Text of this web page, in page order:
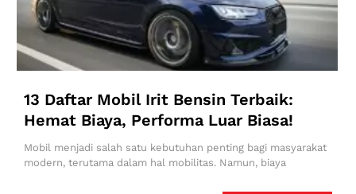
13 Daftar Mobil Irit Bensin Terbaik:
Hemat Biaya, Performa Luar Biasa!
Mobil menjadi salah satu kebutuhan penting bagi masyarakat
modern, terutama dalam hal mobilitas. Namun, biaya